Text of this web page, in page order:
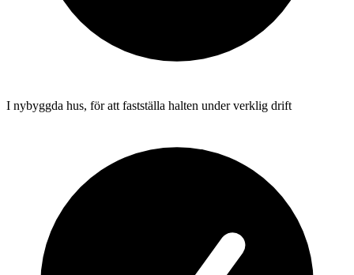
I nybyggda hus, för att fastställa halten under verklig drift